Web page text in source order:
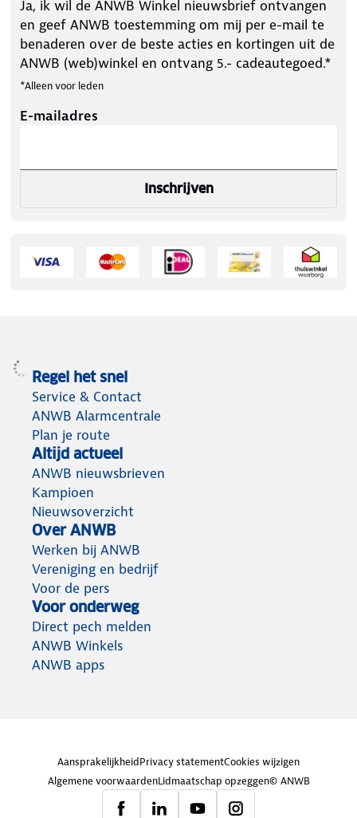
Ja, ik wil de ANWB Winkel nieuwsbrief ontvangen
en geef ANWB toestemming om mij per e-mail te
benaderen over de beste acties en kortingen uit de
ANWB (web)winkel en ontvang 5.- cadeautegoed.*
*Alleen voor leden
E-mailadres
Inschrijven
Regel het snel
Service & Contact
ANWB Alarmcentrale
Plan je route
Altijd actueel
ANWB nieuwsbrieven
Kampioen
Nieuwsoverzicht
Over ANWB
Werken bij ANWB
Vereniging en bedrijf
Voor de pers
Voor onderweg
Direct pech melden
ANWB Winkels
ANWB apps
AansprakelijkheidPrivacy statementCookies wijzigen
Algemene voorwaardenLidmaatschap opzeggen© ANWB